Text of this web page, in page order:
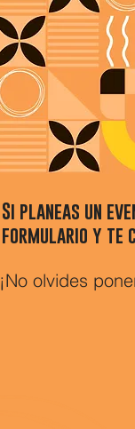
Si planeas un
formulario y te
¡No olvides